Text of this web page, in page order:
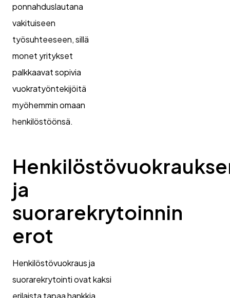
ponnahduslautana
vakituiseen
työsuhteeseen, sillä
monet yritykset
palkkaavat sopivia
vuokratyöntekijöitä
myöhemmin omaan
henkilöstöönsä.
ja
suorarekrytoinnin
erot
Henkilöstövuokraus ja
suorarekrytointi ovat kaksi
erilaista tapaa hankkia